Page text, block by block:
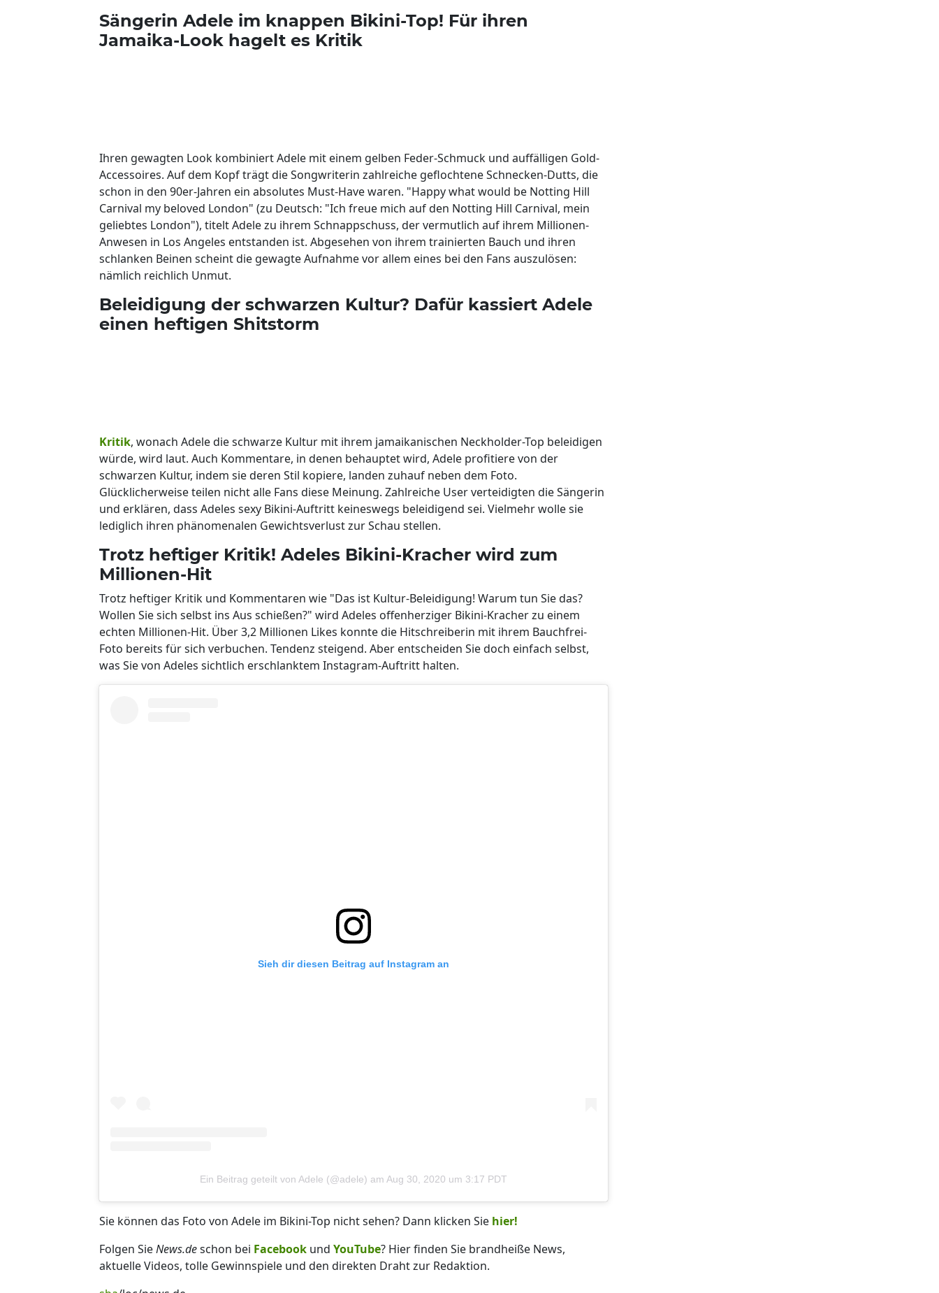
Sängerin Adele im knappen Bikini-Top! Für ihren
Jamaika-Look hagelt es Kritik
Ihren gewagten Look kombiniert Adele mit einem gelben Feder-Schmuck und auffälligen Gold-
Accessoires. Auf dem Kopf trägt die Songwriterin zahlreiche geflochtene Schnecken-Dutts, die
schon in den 90er-Jahren ein absolutes Must-Have waren. "Happy what would be Notting Hill
Carnival my beloved London" (zu Deutsch: "Ich freue mich auf den Notting Hill Carnival, mein
geliebtes London"), titelt Adele zu ihrem Schnappschuss, der vermutlich auf ihrem Millionen-
Anwesen in Los Angeles entstanden ist. Abgesehen von ihrem trainierten Bauch und ihren
schlanken Beinen scheint die gewagte Aufnahme vor allem eines bei den Fans auszulösen:
nämlich reichlich Unmut.
Beleidigung der schwarzen Kultur? Dafür kassiert Adele
einen heftigen Shitstorm
Kritik, wonach Adele die schwarze Kultur mit ihrem jamaikanischen Neckholder-Top beleidigen
würde, wird laut. Auch Kommentare, in denen behauptet wird, Adele profitiere von der
schwarzen Kultur, indem sie deren Stil kopiere, landen zuhauf neben dem Foto.
Glücklicherweise teilen nicht alle Fans diese Meinung. Zahlreiche User verteidigten die Sängerin
und erklären, dass Adeles sexy Bikini-Auftritt keineswegs beleidigend sei. Vielmehr wolle sie
lediglich ihren phänomenalen Gewichtsverlust zur Schau stellen.
Trotz heftiger Kritik! Adeles Bikini-Kracher wird zum
Millionen-Hit
Trotz heftiger Kritik und Kommentaren wie "Das ist Kultur-Beleidigung! Warum tun Sie das?
Wollen Sie sich selbst ins Aus schießen?" wird Adeles offenherziger Bikini-Kracher zu einem
echten Millionen-Hit. Über 3,2 Millionen Likes konnte die Hitschreiberin mit ihrem Bauchfrei-
Foto bereits für sich verbuchen. Tendenz steigend. Aber entscheiden Sie doch einfach selbst,
was Sie von Adeles sichtlich erschlanktem Instagram-Auftritt halten.
Sieh dir diesen Beitrag auf Instagram an
Ein Beitrag geteilt von Adele (@adele) am Aug 30, 2020 um 3:17 PDT
Sie können das Foto von Adele im Bikini-Top nicht sehen? Dann klicken Sie hier!
Folgen SieNews.deschon bei Facebook und YouTube? Hier finden Sie brandheiße News,
aktuelle Videos, tolle Gewinnspiele und den direkten Draht zur Redaktion.